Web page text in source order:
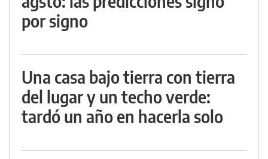
por signo
Una casa bajo tierra con tierra
del lugar y un techo verde:
tardó un año en hacerla solo